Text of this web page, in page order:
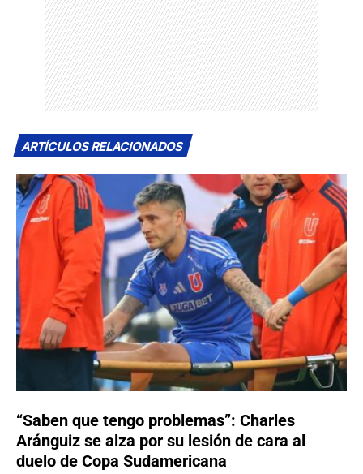
ARTÍCULOS RELACIONADOS
“Saben que tengo problemas”: Charles
Aránguiz se alza por su lesión de cara al
duelo de Copa Sudamericana